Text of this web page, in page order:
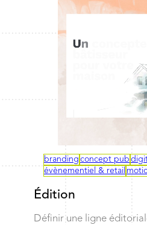
branding concept pub
évènementiel & retail
Édition
Définir une ligne